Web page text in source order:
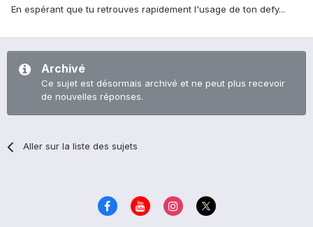
En espérant que tu retrouves rapidement l'usage de ton defy...
Archivé
Ce sujet est désormais archivé et ne peut plus recevoir
de nouvelles réponses.
Aller sur la liste des sujets